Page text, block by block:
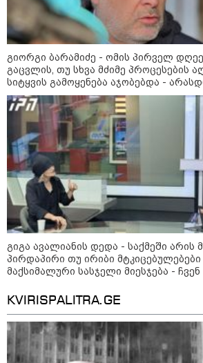
დადგომამდე
ფული ამ
ხელში
გამდიდრდება?
როგორ
შემდეგ:
სტილისტის 8
აუცილებელი
მსოფლიო
გიორგი ბარამიძე - ომის პირველ
გაცვლის, თუ სხვა მძიმე პროცესების
სიტყვის გამოყენება აჯობებდა -
ჩვენები ხელებაწეულს ან
არასდროს მინახავს და არც რაიმე
გიგა ავალიანის დედა - საქმეში არის
პირდაპირი თუ ირიბი მტკიცებულებები
მაქსიმალური სასჯელი მიესჯება - ჩვენ
დაკვეთაა, ჩვენ ვამბობთ, წაქეზებას,
KVIRISPALITRA.GE